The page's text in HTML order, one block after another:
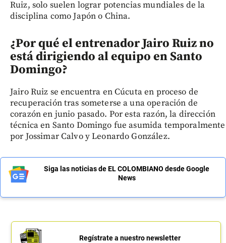
Ruiz, solo suelen lograr potencias mundiales de la
disciplina como Japón o China.
¿Por qué el entrenador Jairo Ruiz no
está dirigiendo al equipo en Santo
Domingo?
Jairo Ruiz se encuentra en Cúcuta en proceso de
recuperación tras someterse a una operación de
corazón en junio pasado. Por esta razón, la dirección
técnica en Santo Domingo fue asumida temporalmente
por Jossimar Calvo y Leonardo González.
Siga las noticias de EL COLOMBIANO desde Google
News
Regístrate a nuestro newsletter